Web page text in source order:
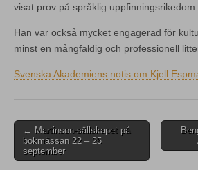
visat prov på språklig uppfinningsrikedom.
Han var också mycket engagerad för
minst en mångfaldig och professionell
Svenska Akademiens notis om Kjell
Post
navigation
← Martinson-sällskapet på
bokmässan 22 – 25
september